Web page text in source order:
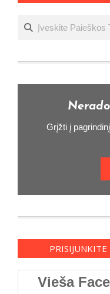
Ieškoti
Grįžti į
PRISIJUNKITE
Vieša